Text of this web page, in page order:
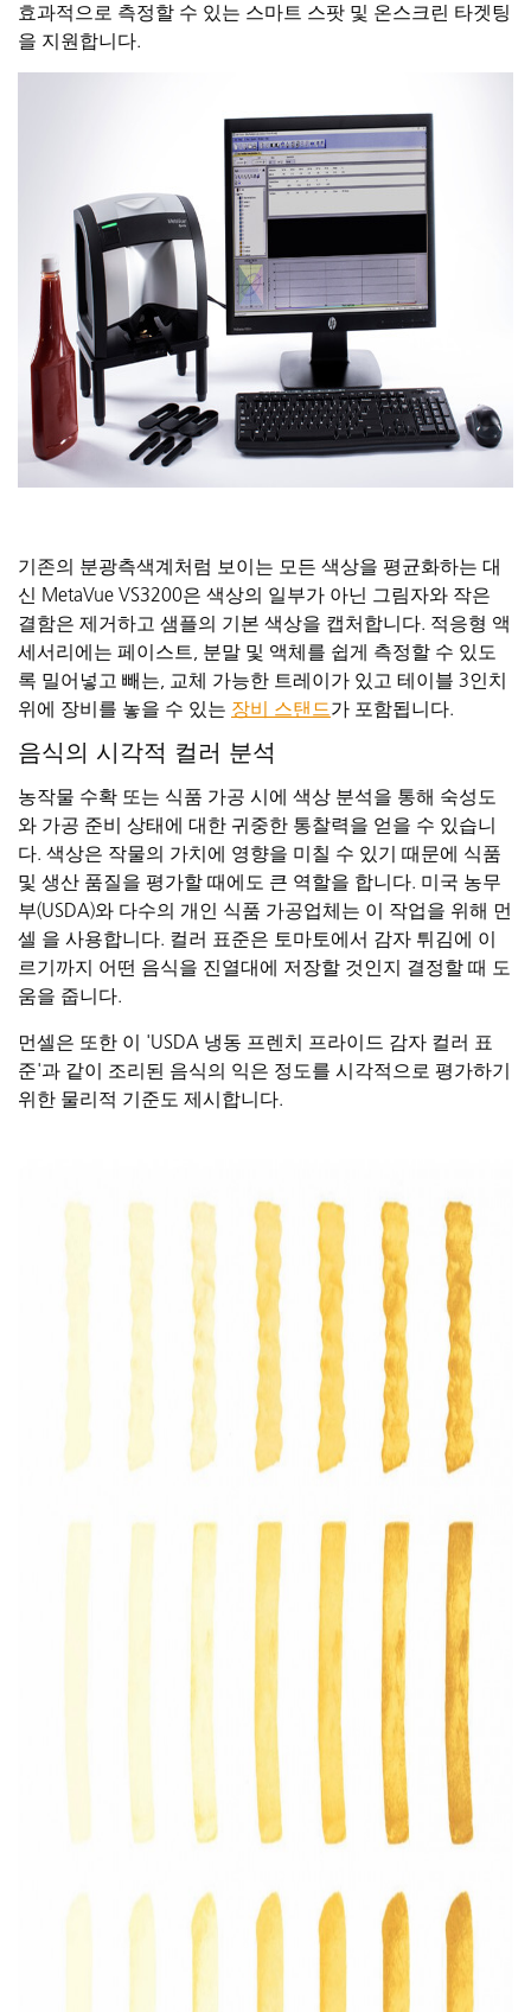
효과적으로 측정할 수 있는 스마트 스팟 및 온스크린 타겟팅
을 지원합니다.
기존의 분광측색계처럼 보이는 모든 색상을 평균화하는 대
신 MetaVue VS3200은 색상의 일부가 아닌 그림자와 작은
결함은 제거하고 샘플의 기본 색상을 캡처합니다. 적응형 액
세서리에는 페이스트, 분말 및 액체를 쉽게 측정할 수 있도
록 밀어넣고 빼는, 교체 가능한 트레이가 있고 테이블 3인치
위에 장비를 놓을 수 있는 장비 스탠드가 포함됩니다.
음식의 시각적 컬러 분석
농작물 수확 또는 식품 가공 시에 색상 분석을 통해 숙성도
와 가공 준비 상태에 대한 귀중한 통찰력을 얻을 수 있습니
다. 색상은 작물의 가치에 영향을 미칠 수 있기 때문에 식품
및 생산 품질을 평가할 때에도 큰 역할을 합니다. 미국 농무
부(USDA)와 다수의 개인 식품 가공업체는 이 작업을 위해 먼
셀 을 사용합니다. 컬러 표준은 토마토에서 감자 튀김에 이
르기까지 어떤 음식을 진열대에 저장할 것인지 결정할 때 도
움을 줍니다.
먼셀은 또한 이 'USDA 냉동 프렌치 프라이드 감자 컬러 표
준'과 같이 조리된 음식의 익은 정도를 시각적으로 평가하기
위한 물리적 기준도 제시합니다.